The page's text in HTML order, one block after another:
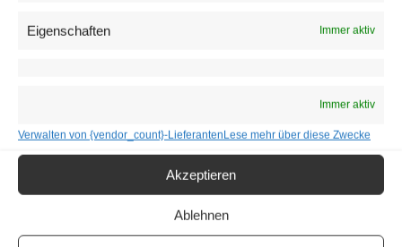
Eigenschaften Immer aktiv
Immer aktiv
Verwalten von {vendor_count}-LieferantenLese mehr über diese Zwecke
Akzeptieren
Ablehnen
deshalb stark bleiben, aber kooperationsfähig auftreten.
Generaldirektorin Ingrid Thurnher zuletzt ungewöhnlich
offen auf die wirtschaftliche Lage des ORF aufmerksam.
Bei derGala für „Österreichs Journalist:in des Jahres“
sprach sie über das bereits laufende Sparprogramm „von
mehreren hundert Millionen Euro“ und warnte zusätzlich